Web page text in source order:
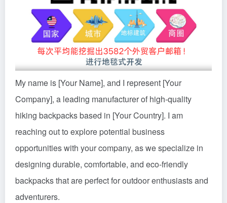
My name is [Your Name], and I represent [Your
Company], a leading manufacturer of high-quality
hiking backpacks based in [Your Country]. I am
reaching out to explore potential business
opportunities with your company, as we specialize in
designing durable, comfortable, and eco-friendly
backpacks that are perfect for outdoor enthusiasts and
adventurers.